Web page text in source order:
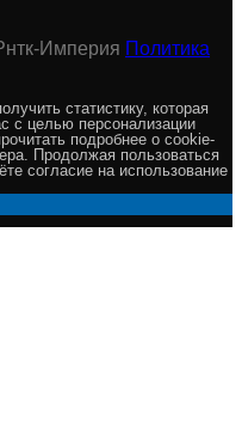
Империя Политика
статистику, которая
с целью персонализации
подробнее о cookie-
Продолжая пользоваться
согласие на использование